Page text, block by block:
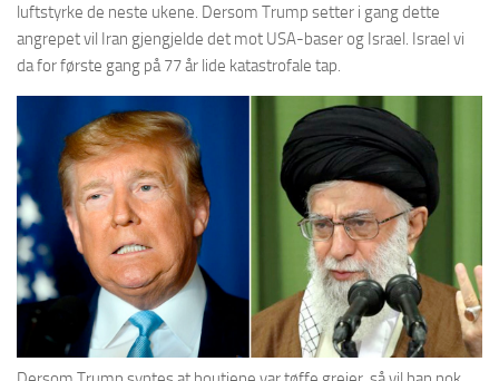
luftstyrke de neste ukene. Dersom Trump setter i gang dette
angrepet vil Iran gjengjelde det mot USA-baser og Israel. Israel vi
da for første gang på 77 år lide katastrofale tap.